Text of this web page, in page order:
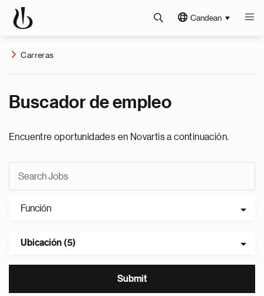
Candean
Carreras
Buscador de empleo
Encuentre oportunidades en Novartis a continuación.
Función
Ubicación (5)